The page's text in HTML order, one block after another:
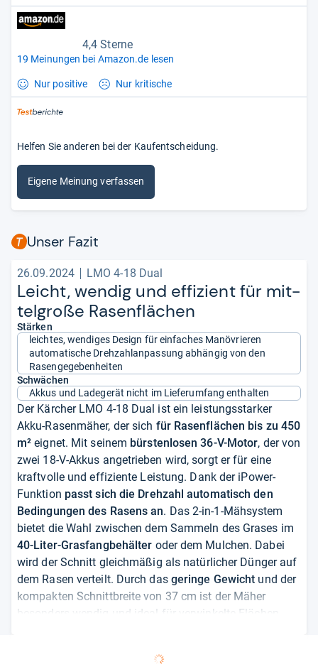
4,4 Sterne
19 Meinungen bei Amazon.de lesen
Nur positive Nur kritische
Helfen Sie anderen bei der Kaufentscheidung.
Eigene Meinung verfassen
Unser Fazit
26.09.2024 LMO 4-18 Dual
Leicht, wen­dig und effi­zi­ent für mit­
tel­große Rasen­flä­chen
Stärken
leichtes, wendiges Design für einfaches Manövrieren
automatische Drehzahlanpassung abhängig von den
Rasengegebenheiten
Schwächen
Akkus und Ladegerät nicht im Lieferumfang enthalten
Der Kärcher LMO 4-18 Dual ist ein leistungsstarker
Akku-Rasenmäher, der sich für Rasenflächen bis zu 450
m² eignet. Mit seinem bürstenlosen 36-V-Motor, der von
zwei 18-V-Akkus angetrieben wird, sorgt er für eine
kraftvolle und effiziente Leistung. Dank der iPower-
Funktion passt sich die Drehzahl automatisch den
Bedingungen des Rasens an. Das 2-in-1-Mähsystem
bietet die Wahl zwischen dem Sammeln des Grases im
40-Liter-Grasfangbehälter oder dem Mulchen. Dabei
wird der Schnitt gleichmäßig als natürlicher Dünger auf
dem Rasen verteilt. Durch das geringe Gewicht und der
kompakten Schnittbreite von 37 cm ist der Mäher
besonders wendig und ideal für verwinkelte Flächen
gutes Preis-Leistungs-Verhältnis